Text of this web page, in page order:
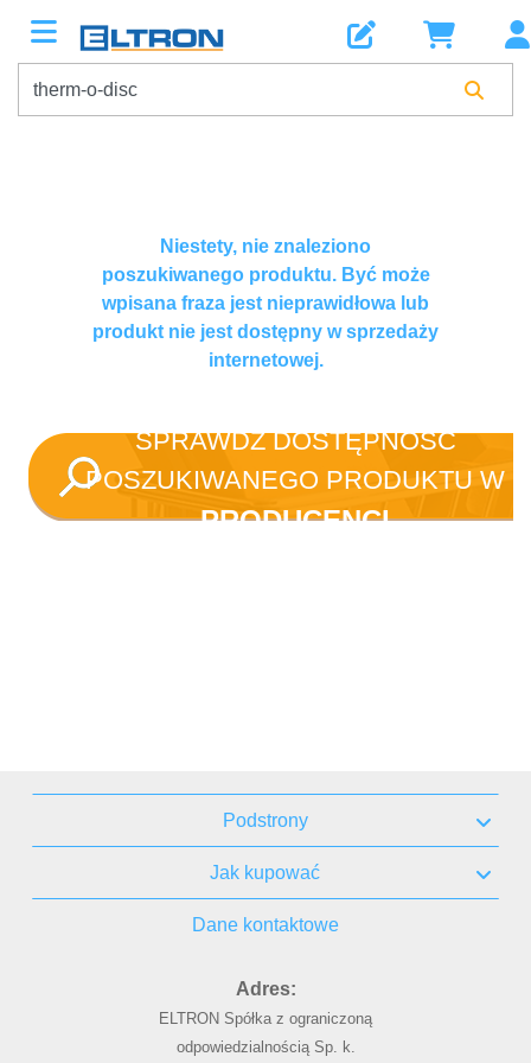
Niestety, nie znaleziono
poszukiwanego produktu. Być może
wpisana fraza jest nieprawidłowa lub
produkt nie jest dostępny w sprzedaży
internetowej.
SPRAWDŹ DOSTĘPNOŚĆ
POSZUKIWANEGO PRODUKTU W
PRODUCENCI
Podstrony
Jak kupować
Dane kontaktowe
Adres:
ELTRON Spółka z ograniczoną
odpowiedzialnością Sp. k.